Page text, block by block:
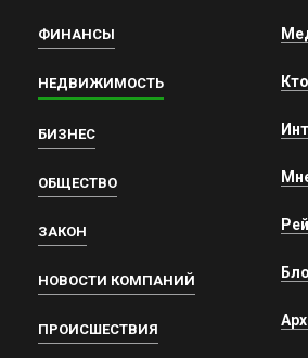
ФИНАНСЫ
НЕДВИЖИМОСТЬ
БИЗНЕС
ОБЩЕСТВО
ЗАКОН
НОВОСТИ КОМПАНИЙ
ПРОИСШЕСТВИЯ